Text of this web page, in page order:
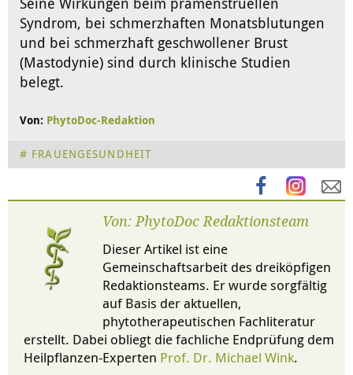
Syndrom, bei schmerzhaften Monatsblutungen
und bei schmerzhaft geschwollener Brust
(Mastodynie) sind durch klinische Studien
belegt.
Von: PhytoDoc-Redaktion
FRAUENGESUNDHEIT
Von: PhytoDoc Redaktionsteam
Dieser Artikel ist eine
Gemeinschaftsarbeit des dreiköpfigen
Redaktionsteams. Er wurde sorgfältig
auf Basis der aktuellen,
phytotherapeutischen Fachliteratur
erstellt. Dabei obliegt die fachliche Endprüfung dem
Heilpflanzen-Experten Prof. Dr. Michael Wink.